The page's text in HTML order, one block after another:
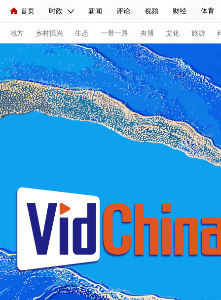
首页 时政 新闻 评论 视频 财经 体育
人民领袖习近平 联播+ 中国领导人 央视快评 习式妙语
直播 栏目大全 节目单 听音 微视频 主持人
海外频道 iPanda English Монгол
地方 乡村振兴 生态 一带一路 央博 文化 旅游
总台春晚 网络春晚 共产党员网 秧纪录 纪录片
新闻 国内 国际 评论 经济 军事 科技
联播+ 热解读 天天学习 习式
熊猫频道
直播 竞猜
VIP会员 CCTV奥林匹克频道 生活体育大会
财经 生态环境 央
大国智造 大国展会 大国保险 云顶对话 云起